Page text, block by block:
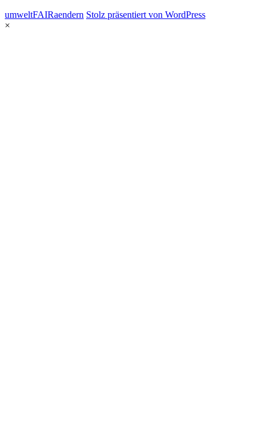
umweltFAIRaendern Stolz präsentiert von WordPress
×